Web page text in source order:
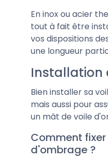
En inox ou acier
tout à fait être
vos dispositions
une longueur
Installation
Bien installer sa
mais aussi pour
un mât de voile
Comment
d'ombrage ?